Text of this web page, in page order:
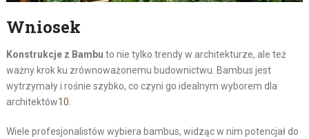
Wniosek
Konstrukcje z Bambu to nie tylko trendy w architekturze, ale też
ważny krok ku zrównoważonemu budownictwu. Bambus jest
wytrzymały i rośnie szybko, co czyni go idealnym wyborem dla
architektów10
Wiele profesjonalistów wybiera bambus, widząc w nim potencjał do